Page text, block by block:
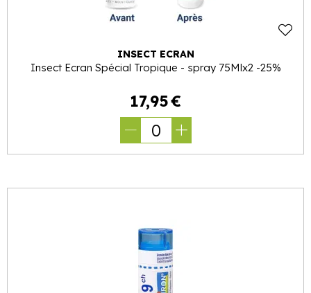
INSECT ECRAN
Insect Ecran Spécial Tropique - spray 75Mlx2 -25%
17,95€
0